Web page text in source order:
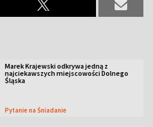
Marek Krajewski odkrywa jedną z
najciekawszych miejscowości Dolnego
Śląska
Pytanie na Śniadanie